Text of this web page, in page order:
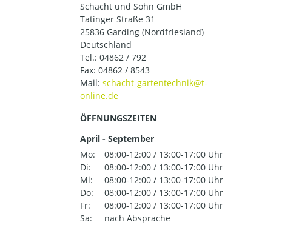
Schacht und Sohn GmbH
Tatinger Straße 31
25836 Garding (Nordfriesland)
Deutschland
Tel.: 04862 / 792
Fax: 04862 / 8543
Mail:
ÖFFNUNGSZEITEN
April - September
Mo:
08:00-12:00 / 13:00-17:00 Uhr
Di:
08:00-12:00 / 13:00-17:00 Uhr
Mi:
08:00-12:00 / 13:00-17:00 Uhr
Do:
08:00-12:00 / 13:00-17:00 Uhr
Fr:
08:00-12:00 / 13:00-17:00 Uhr
Sa:
nach Absprache